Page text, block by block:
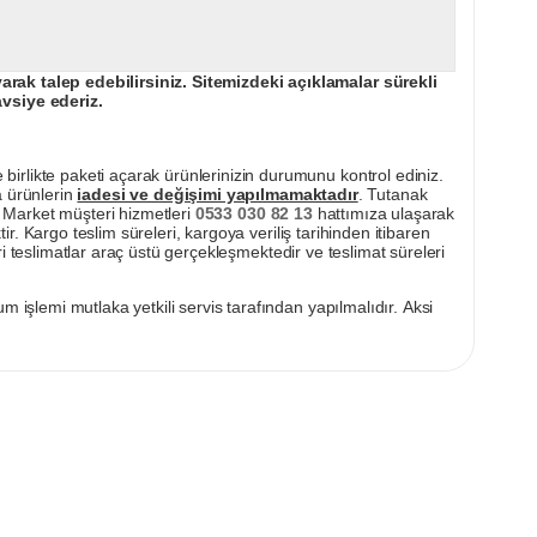
talep edebilirsiniz. Sitemizdeki açıklamalar sürekli
ederiz.
paketi açarak ürünlerinizin durumunu kontrol ediniz.
ürünlerin iadesi ve değişimi yapılmamaktadır. Tutanak
Market müşteri hizmetleri 0533 030 82 13hattımıza ulaşarak
Kargo teslim süreleri, kargoya veriliş tarihinden itibaren
teslimatlar araç üstü gerçekleşmektedir ve teslimat süreleri
işlemi mutlaka yetkili servis tarafından yapılmalıdır. Aksi